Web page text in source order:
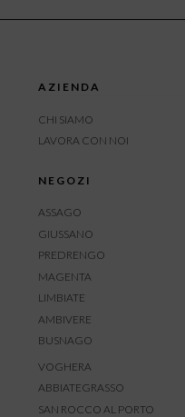
AZIENDA
CHI SIAMO
LAVORA CON NOI
NEGOZI
ASSAGO
GIUSSANO
PREDRENGO
MAGENTA
LIMBIATE
AMBIVERE
BUSNAGO
VOGHERA
ABBIATEGRASSO
SAN ROCCO AL PORTO